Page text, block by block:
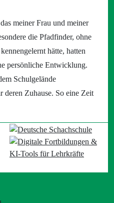
meiner Frau und meiner
die Pfadfinder, ohne
hätte, hatten
persönliche Entwicklung.
Schulgelände
deren Zuhause. So eine Zeit